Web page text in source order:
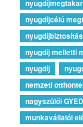
nyugdíjcélú
nyugdíjbiztosítás
nyugdíj melletti
nyugdíj
nemzeti
nagyszülői GYED
munkavállalói